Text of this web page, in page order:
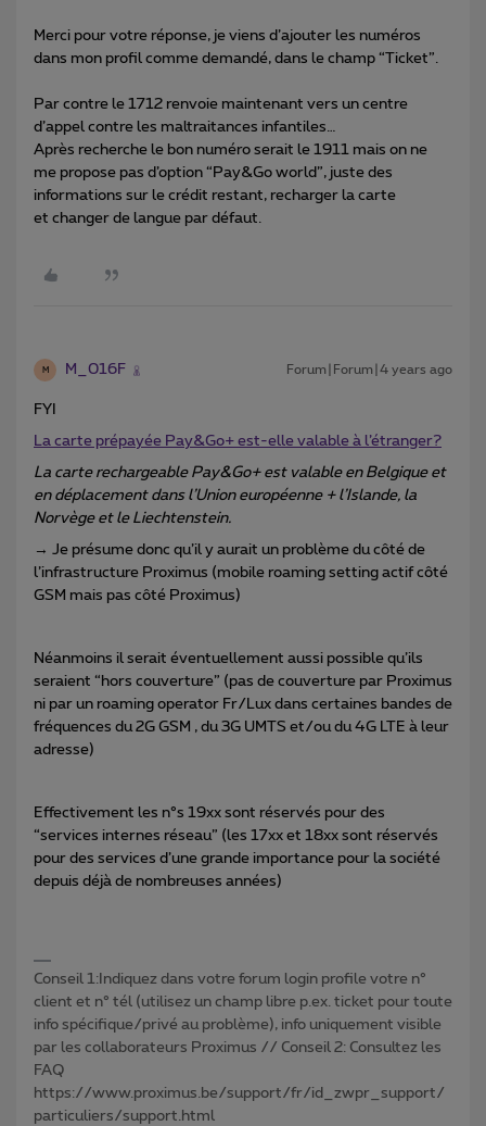
Merci pour votre réponse, je viens d’ajouter les numéros
dans mon profil comme demandé, dans le champ “Ticket”.
Par contre le 1712 renvoie maintenant vers un centre
d’appel contre les maltraitances infantiles…
Après recherche le bon numéro serait le 1911 mais on ne
me propose pas d’option “Pay&Go world”, juste des
informations sur le crédit restant, recharger la carte
et changer de langue par défaut.
M M_016F Forum|Forum|4 years ago
FYI
La carte prépayée Pay&Go+ est-elle valable à l’étranger?
La carte rechargeable Pay&Go+ est valable en Belgique et
en déplacement dans l’Union européenne + l’Islande, la
Norvège et le Liechtenstein.
→ Je présume donc qu’il y aurait un problème du côté de
l’infrastructure Proximus (mobile roaming setting actif côté
GSM mais pas côté Proximus)
Néanmoins il serait éventuellement aussi possible qu’ils
seraient “hors couverture” (pas de couverture par Proximus
ni par un roaming operator Fr/Lux dans certaines bandes de
fréquences du 2G GSM , du 3G UMTS et/ou du 4G LTE à leur
adresse)
Effectivement les n°s 19xx sont réservés pour des
“services internes réseau” (les 17xx et 18xx sont réservés
pour des services d’une grande importance pour la société
depuis déjà de nombreuses années)
Conseil 1:Indiquez dans votre forum login profile votre n°
client et n° tél (utilisez un champ libre p.ex. ticket pour toute
info spécifique/privé au problème), info uniquement visible
par les collaborateurs Proximus // Conseil 2: Consultez les
FAQ
https://www.proximus.be/support/fr/id_zwpr_support/
particuliers/support.html